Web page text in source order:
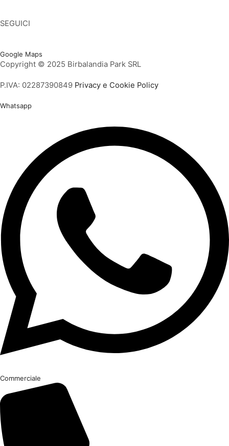
SEGUICI
Facebook
TwitterInstagram
Google Maps
Copyright © 2025 Birbalandia Park SRL
P.IVA: 02287390849 Privacy e Cookie Policy
Whatsapp
Commerciale